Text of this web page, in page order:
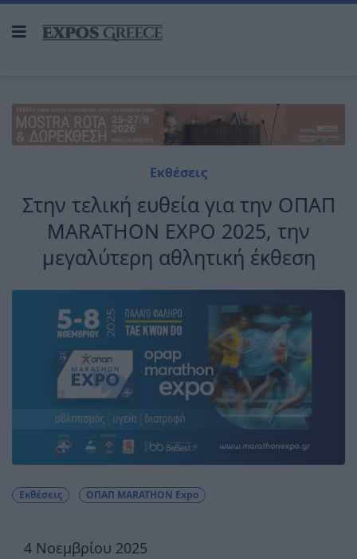
Εκθέσεις
Στην τελική ευθεία για την ΟΠΑΠ
MARATHON EXPO 2025, την
μεγαλύτερη αθλητική έκθεση
Εκθέσεις ΟΠΑΠ MARATHON Expo
4 Νοεμβρίου 2025